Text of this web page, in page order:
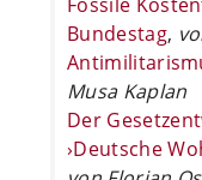
Bundestag,
Musa Kaplan
Der
›Deutsche